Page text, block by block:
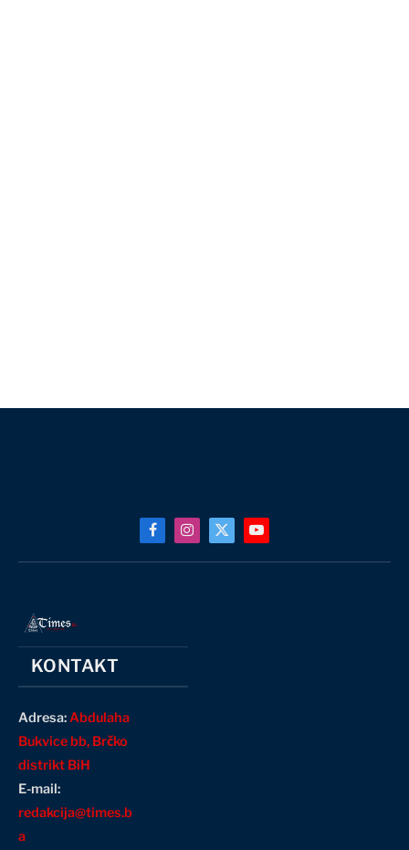
FacebookInstagram
X
YouTube
KONTAKT
Adresa:Abdulaha
Bukvice bb, Brčko
distrikt BiH
E-mail:
redakcija@times.b
a